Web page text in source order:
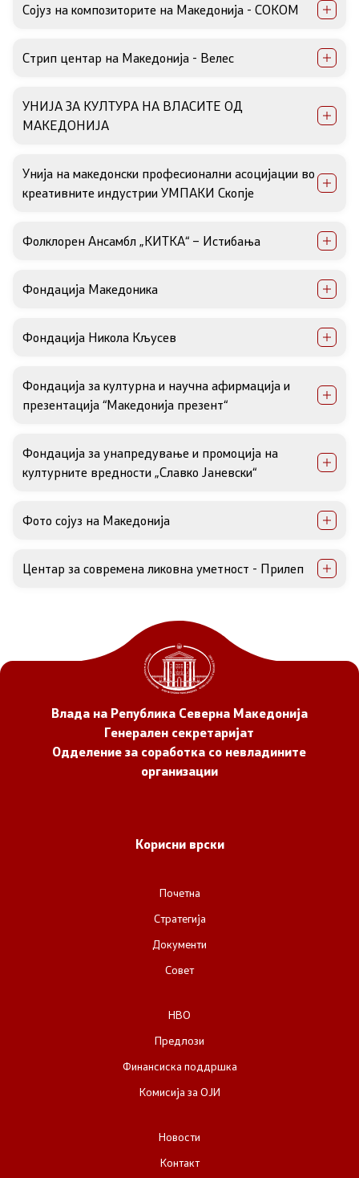
Сојуз на композиторите на Македонија - СОКОМ
Стрип центар на Македонија - Велес
УНИЈА ЗА КУЛТУРА НА ВЛАСИТЕ ОД
МАКЕДОНИЈА
Унија на македонски професионални асоцијации во
креативните индустрии УМПАКИ Скопје
Фолклорен Ансамбл „КИТКА“ – Истибања
Фондација Македоника
Фондација Никола Кљусев
Фондација за културна и научна афирмација и
презентација “Македонија презент“
Фондација за унапредување и промоција на
културните вредности „Славко Јаневски“
Фото сојуз на Македонија
Центар за современа ликовна уметност - Прилеп
Влада на Република Северна Македонија
Генерален секретаријат
Одделение за соработка со невладините
организации
Корисни врски
Почетна
Стратегија
Документи
Совет
НВО
Предлози
Финансиска поддршка
Комисија за ОЈИ
Новости
Контакт